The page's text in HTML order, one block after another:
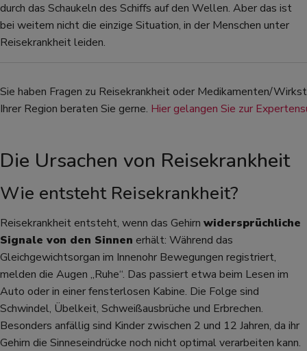
durch das Schaukeln des Schiffs auf den Wellen. Aber das ist
bei weitem nicht die einzige Situation, in der Menschen unter
Reisekrankheit leiden.
Sie haben Fragen zu Reisekrankheit oder Medikamenten/
Ihrer Region beraten Sie gerne. Hier gelangen Sie zur
Die Ursachen von Reisekrankheit
Wie entsteht Reisekrankheit?
Reisekrankheit entsteht, wenn das Gehirn widersprüchliche
Signale von den Sinnen erhält: Während das
Gleichgewichtsorgan im Innenohr Bewegungen registriert,
melden die Augen „Ruhe“. Das passiert etwa beim Lesen im
Auto oder in einer fensterlosen Kabine. Die Folge sind
Schwindel, Übelkeit, Schweißausbrüche und Erbrechen.
Besonders anfällig sind Kinder zwischen 2 und 12 Jahren, da ihr
Gehirn die Sinneseindrücke noch nicht optimal verarbeiten kann.